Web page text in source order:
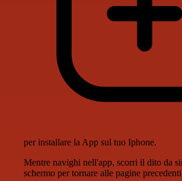
per installare la App sul tuo Iphone.
Mentre navighi nell'app, scorri il dito da
schermo per tornare alle pagine precedenti